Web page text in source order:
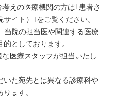
えの医療機関の方は｢患者さ
イト）｣をご覧ください。
当院の担当医や関連する医療
としております。
医療スタッフが担当いたし
いた宛先とは異なる診療科や
ます。